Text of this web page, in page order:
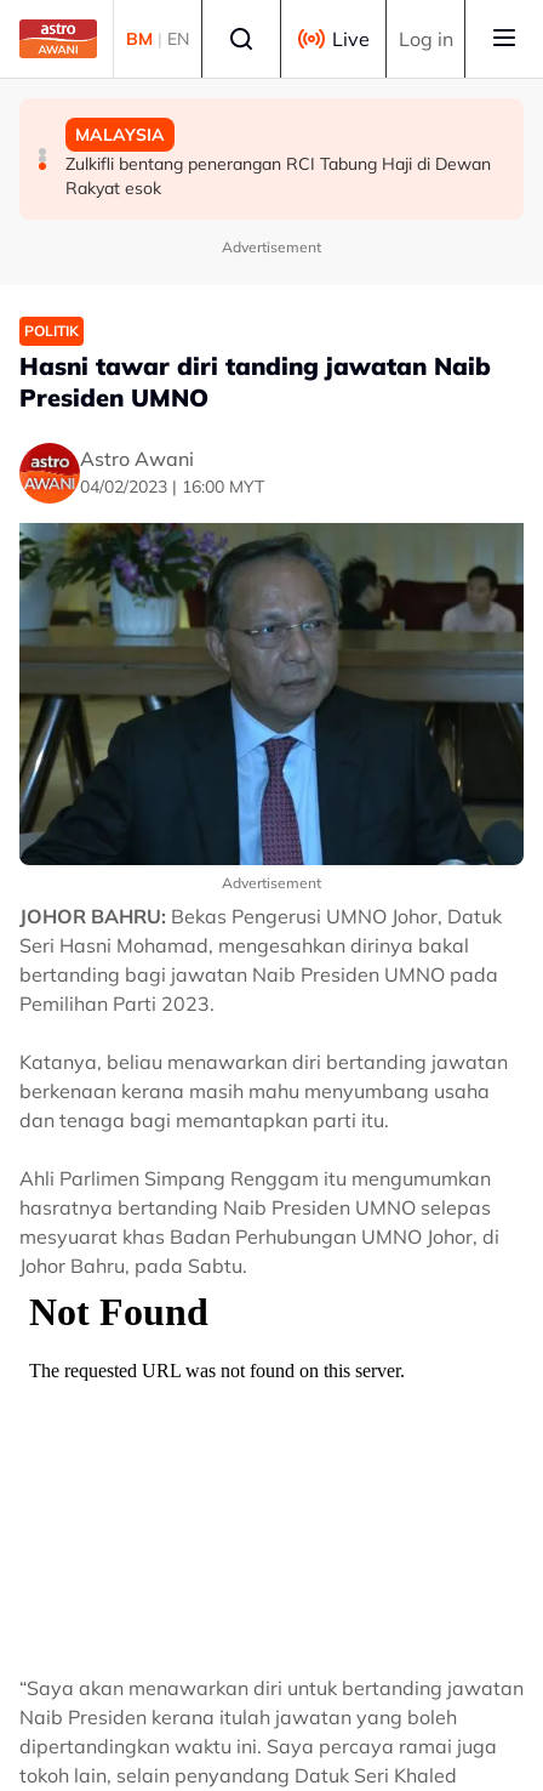
Skip to main content
BM | EN Live Log in
MALAYSIA
TLDM perlu aset moden hadapi cabaran maritim
kompleks - Mohamed Khaled
POLITIK
Anthony Loke teruskan Pusat Khidmat DAP Chennah
dengan biaya sendiri
MALAYSIA
Zulkifli bentang penerangan RCI Tabung Haji di Dewan
Rakyat esok
Advertisement
POLITIK
Hasni tawar diri tanding jawatan Naib
Presiden UMNO
Astro Awani
04/02/2023 | 16:00 MYT
Advertisement
JOHOR BAHRU: Bekas Pengerusi UMNO Johor, Datuk
Seri Hasni Mohamad, mengesahkan dirinya bakal
bertanding bagi jawatan Naib Presiden UMNO pada
Pemilihan Parti 2023.
Katanya, beliau menawarkan diri bertanding jawatan
berkenaan kerana masih mahu menyumbang usaha
dan tenaga bagi memantapkan parti itu.
Ahli Parlimen Simpang Renggam itu mengumumkan
hasratnya bertanding Naib Presiden UMNO selepas
mesyuarat khas Badan Perhubungan UMNO Johor, di
Johor Bahru, pada Sabtu.
“Saya akan menawarkan diri untuk bertanding jawatan
Naib Presiden kerana itulah jawatan yang boleh
dipertandingkan waktu ini. Saya percaya ramai juga
tokoh lain, selain penyandang Datuk Seri Khaled